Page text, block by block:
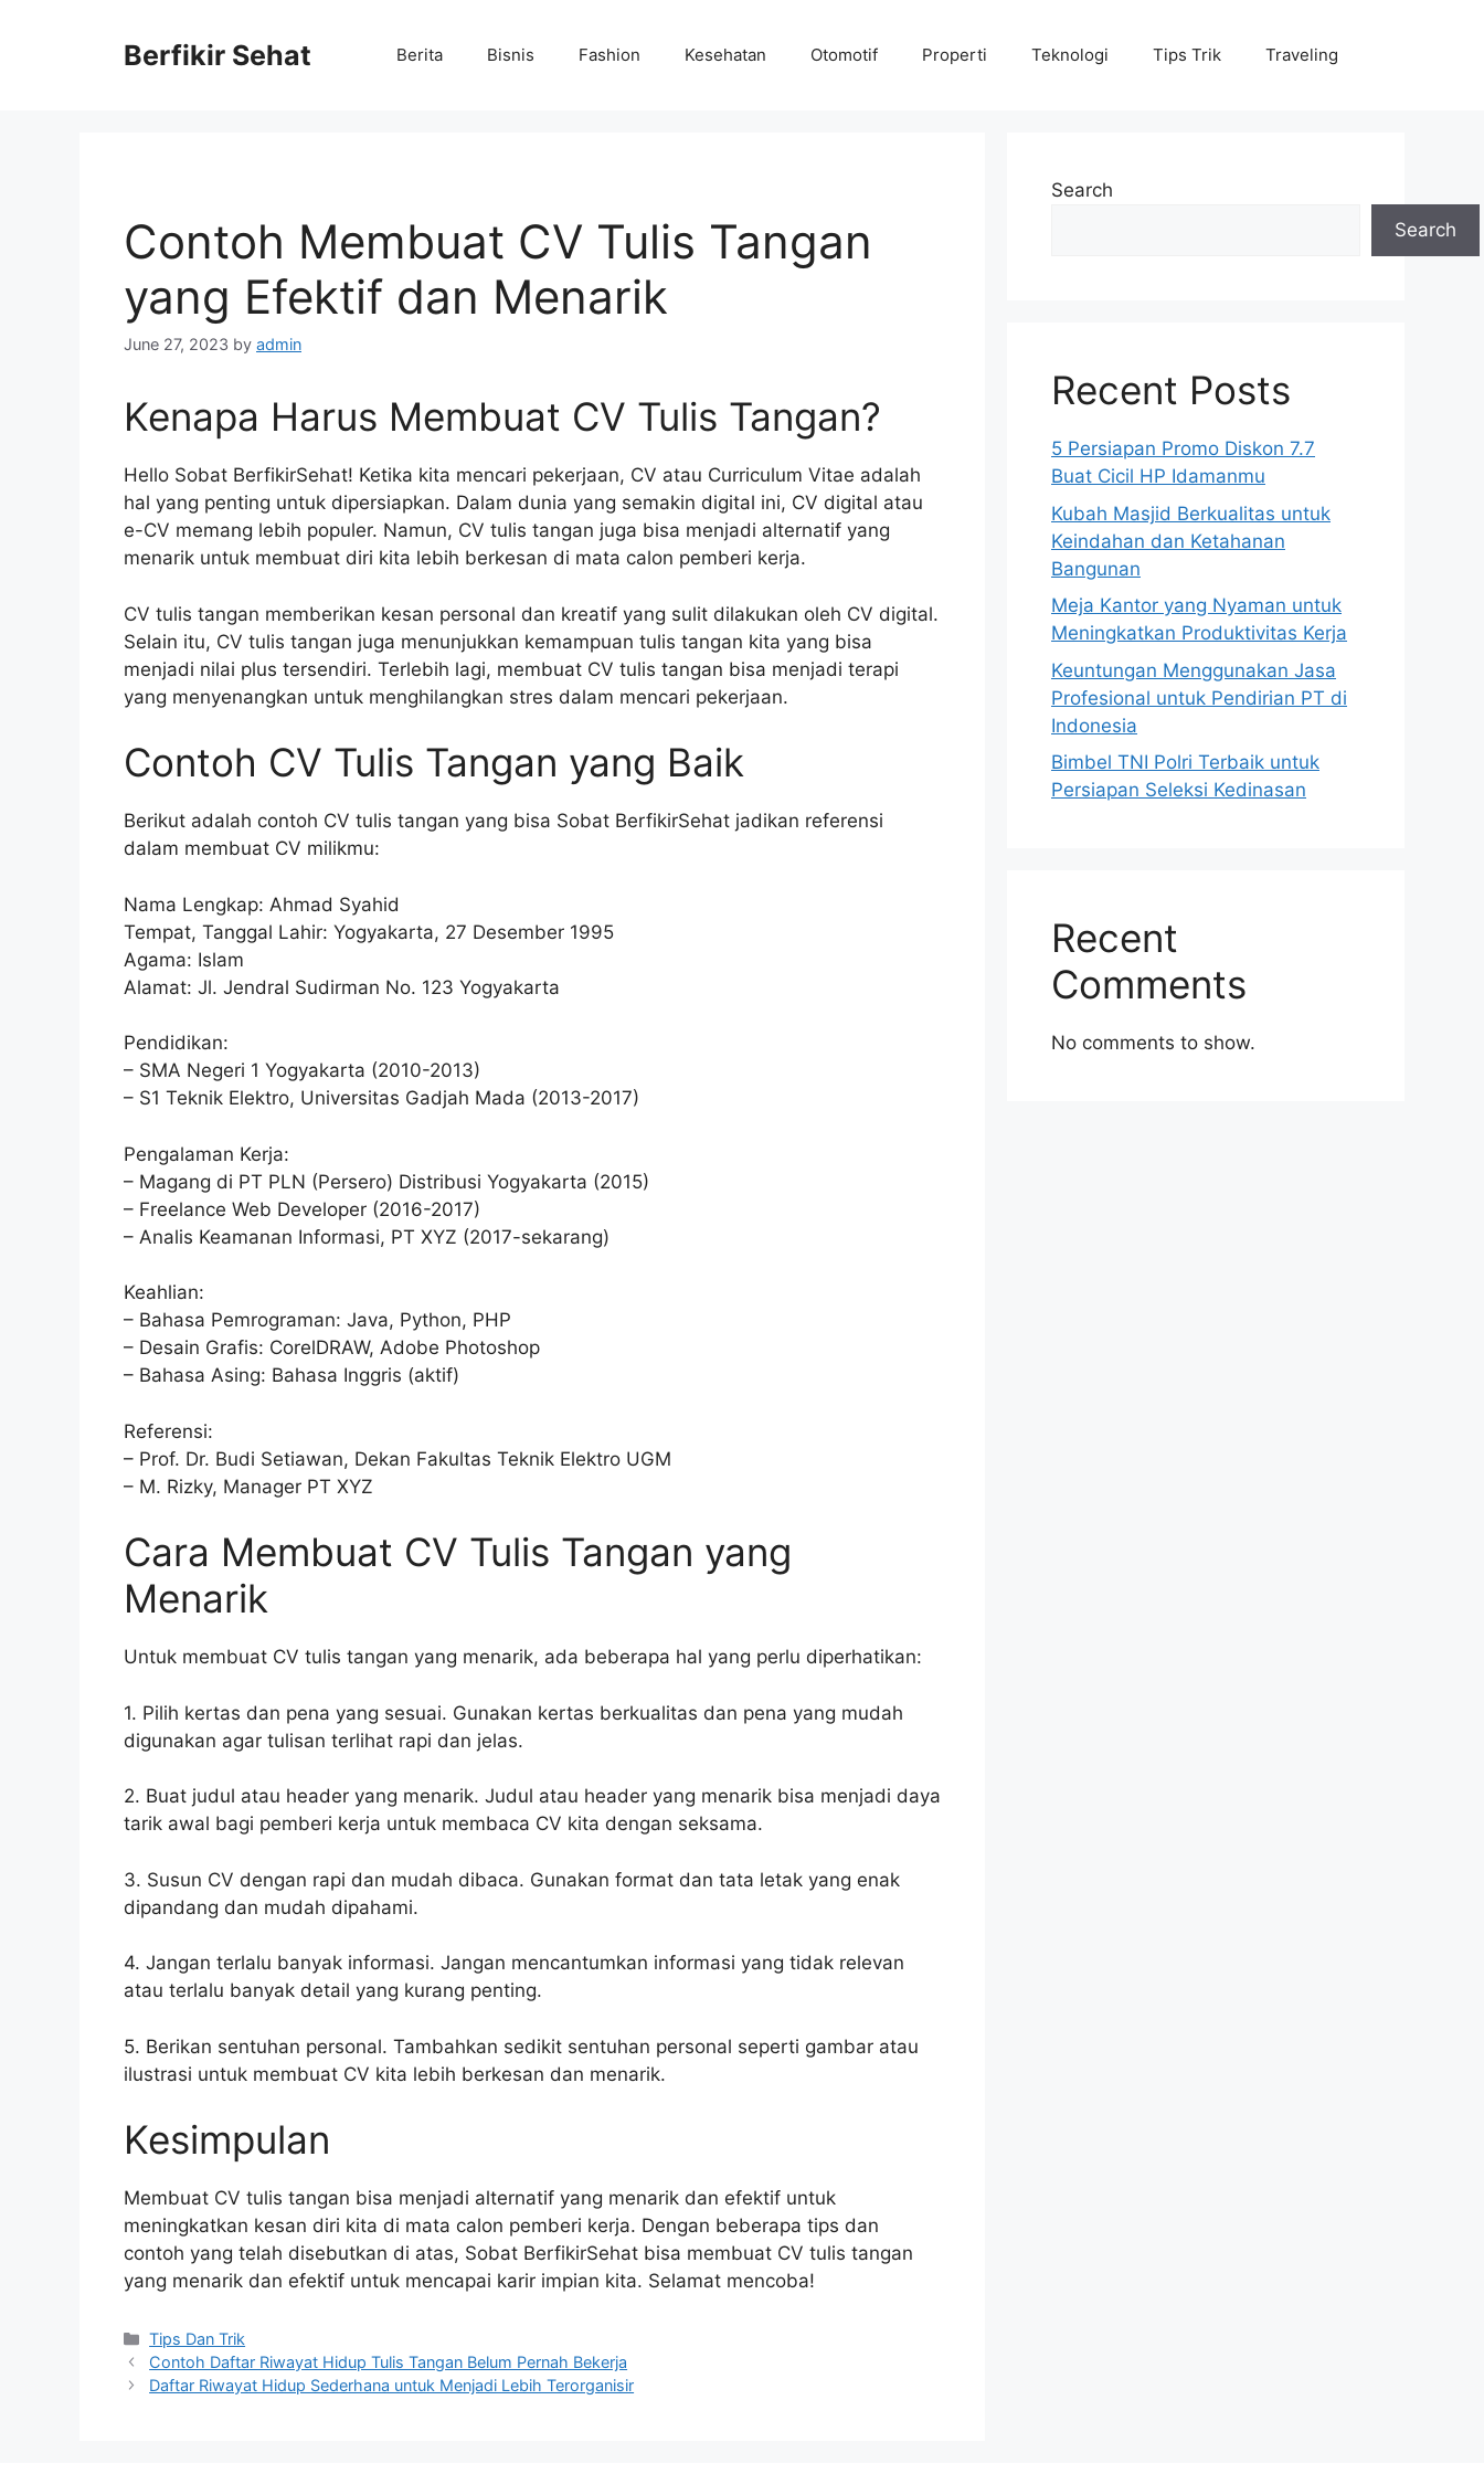
Berfikir Sehat Berita Bisnis Fashion Kesehatan Otomotif Properti Teknologi Tips Trik Traveling
Contoh Membuat CV Tulis Tangan
yang Efektif dan Menarik
June 27, 2023 by admin
Kenapa Harus Membuat CV Tulis Tangan?
Hello Sobat BerfikirSehat! Ketika kita mencari pekerjaan, CV atau Curriculum Vitae adalah
hal yang penting untuk dipersiapkan. Dalam dunia yang semakin digital ini, CV digital atau
e-CV memang lebih populer. Namun, CV tulis tangan juga bisa menjadi alternatif yang
menarik untuk membuat diri kita lebih berkesan di mata calon pemberi kerja.
CV tulis tangan memberikan kesan personal dan kreatif yang sulit dilakukan oleh CV digital.
Selain itu, CV tulis tangan juga menunjukkan kemampuan tulis tangan kita yang bisa
menjadi nilai plus tersendiri. Terlebih lagi, membuat CV tulis tangan bisa menjadi terapi
yang menyenangkan untuk menghilangkan stres dalam mencari pekerjaan.
Contoh CV Tulis Tangan yang Baik
Berikut adalah contoh CV tulis tangan yang bisa Sobat BerfikirSehat jadikan referensi
dalam membuat CV milikmu:
Nama Lengkap: Ahmad Syahid
Tempat, Tanggal Lahir: Yogyakarta, 27 Desember 1995
Agama: Islam
Alamat: Jl. Jendral Sudirman No. 123 Yogyakarta
Pendidikan:
– SMA Negeri 1 Yogyakarta (2010-2013)
– S1 Teknik Elektro, Universitas Gadjah Mada (2013-2017)
Pengalaman Kerja:
– Magang di PT PLN (Persero) Distribusi Yogyakarta (2015)
– Freelance Web Developer (2016-2017)
– Analis Keamanan Informasi, PT XYZ (2017-sekarang)
Keahlian:
– Bahasa Pemrograman: Java, Python, PHP
– Desain Grafis: CorelDRAW, Adobe Photoshop
– Bahasa Asing: Bahasa Inggris (aktif)
Referensi:
– Prof. Dr. Budi Setiawan, Dekan Fakultas Teknik Elektro UGM
– M. Rizky, Manager PT XYZ
Cara Membuat CV Tulis Tangan yang
Menarik
Untuk membuat CV tulis tangan yang menarik, ada beberapa hal yang perlu diperhatikan:
1. Pilih kertas dan pena yang sesuai. Gunakan kertas berkualitas dan pena yang mudah
digunakan agar tulisan terlihat rapi dan jelas.
2. Buat judul atau header yang menarik. Judul atau header yang menarik bisa menjadi daya
tarik awal bagi pemberi kerja untuk membaca CV kita dengan seksama.
3. Susun CV dengan rapi dan mudah dibaca. Gunakan format dan tata letak yang enak
dipandang dan mudah dipahami.
4. Jangan terlalu banyak informasi. Jangan mencantumkan informasi yang tidak relevan
atau terlalu banyak detail yang kurang penting.
5. Berikan sentuhan personal. Tambahkan sedikit sentuhan personal seperti gambar atau
ilustrasi untuk membuat CV kita lebih berkesan dan menarik.
Kesimpulan
Membuat CV tulis tangan bisa menjadi alternatif yang menarik dan efektif untuk
meningkatkan kesan diri kita di mata calon pemberi kerja. Dengan beberapa tips dan
contoh yang telah disebutkan di atas, Sobat BerfikirSehat bisa membuat CV tulis tangan
yang menarik dan efektif untuk mencapai karir impian kita. Selamat mencoba!
Categories
Tips Dan Trik
Contoh Daftar Riwayat Hidup Tulis Tangan Belum Pernah Bekerja
Daftar Riwayat Hidup Sederhana untuk Menjadi Lebih Terorganisir
Search
Search
Recent Posts
5 Persiapan Promo Diskon 7.7
Buat Cicil HP Idamanmu
Kubah Masjid Berkualitas untuk
Keindahan dan Ketahanan
Bangunan
Meja Kantor yang Nyaman untuk
Meningkatkan Produktivitas Kerja
Keuntungan Menggunakan Jasa
Profesional untuk Pendirian PT di
Indonesia
Bimbel TNI Polri Terbaik untuk
Persiapan Seleksi Kedinasan
Recent
Comments
No comments to show.